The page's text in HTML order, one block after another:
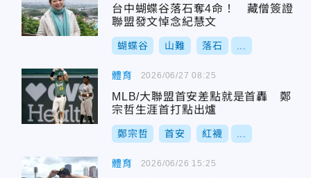
台中蝴蝶谷落石奪4命！ 藏僧簽證
聯盟發文悼念紀慧文
蝴蝶谷 山難 落石
體育
MLB/大聯盟首安差點就是首轟 鄭
宗哲生涯首打點出爐
鄭宗哲 首安 紅襪
2026/06/27 08:25
體育 2026/06/26 15:25